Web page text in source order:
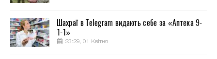
Шахраї в Telegram видають себе за «Аптека 9-
1-1»
23:29, 01 Квітня